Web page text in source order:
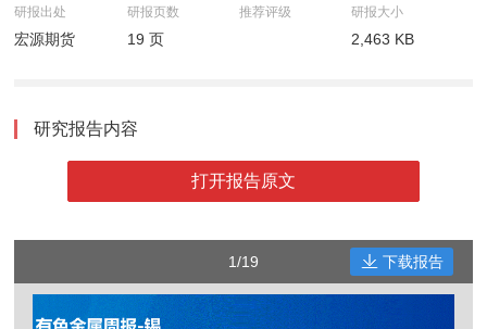
研报出处
宏源期货
研报页数
19 页
推荐评级 研报大小
2,463 KB
研究报告内容
打开报告原文
1/19 下载报告